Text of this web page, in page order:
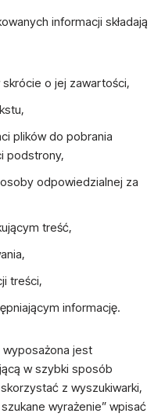
informacji składają
skrócie o jej zawartości,
plików do pobrania
podstrony,
odpowiedzialnej za
treść,
treści,
informację.
wyposażona jest
w szybki sposób
z wyszukiwarki,
wyrażenie” wpisać